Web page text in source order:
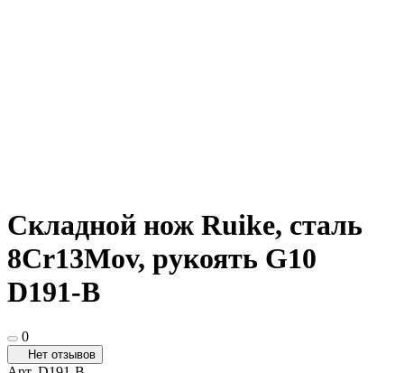
Складной нож Ruike, сталь
8Cr13Mov, рукоять G10
D191-B
0
Нет отзывов